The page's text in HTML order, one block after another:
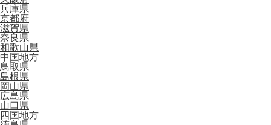
兵庫県
京都府
滋賀県
奈良県
和歌山県
中国地方
鳥取県
島根県
岡山県
広島県
山口県
四国地方